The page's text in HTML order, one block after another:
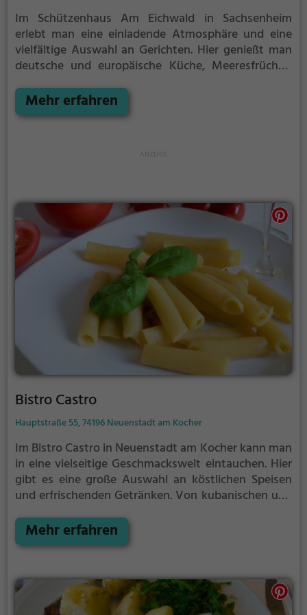
Im Schützenhaus Am Eichwald in Sachsenheim
erlebt man eine einladende Atmosphäre und eine
vielfältige Auswahl an Gerichten. Hier genießt man
deutsche und europäische Küche, Meeresfrüchte,
vegetarische Gerichte. Dazu gibt es eine Auswahl an
erlesenen Weinen und Getränken. Hier ist für jeden
Mehr erfahren
Bistro Castro
Hauptstraße 55, 74196 Neuenstadt am Kocher
Im Bistro Castro in Neuenstadt am Kocher kann man
in eine vielseitige Geschmackswelt eintauchen. Hier
gibt es eine große Auswahl an köstlichen Speisen
und erfrischenden Getränken. Von kubanischen und
vegetarische und gesunde Küche bis hin zu leckeren
Burgern, italienischer Pizza und mediterranen
Meeresfrüchte und Fischliebhaber sowie Veganer
kommen hier auf ihre Kosten. Dazu wird eine breite
Auswahl an Cocktails angeboten. Das Bistro Castro
Mehr erfahren